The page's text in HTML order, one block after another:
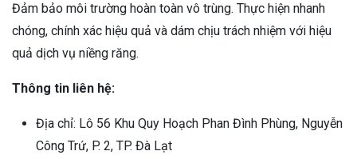
Đảm bảo môi trường hoàn toàn vô trùng. Thực hiện nhanh
chóng, chính xác hiệu quả và dám chịu trách nhiệm với hiệu
quả dịch vụ niềng răng.
Thông tin liên hệ:
Địa chỉ: Lô 56 Khu Quy Hoạch Phan Đình Phùng, Nguyễn
Công Trứ, P. 2, TP. Đà Lạt